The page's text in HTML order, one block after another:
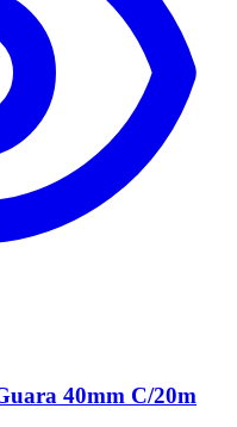
40mm C/20m